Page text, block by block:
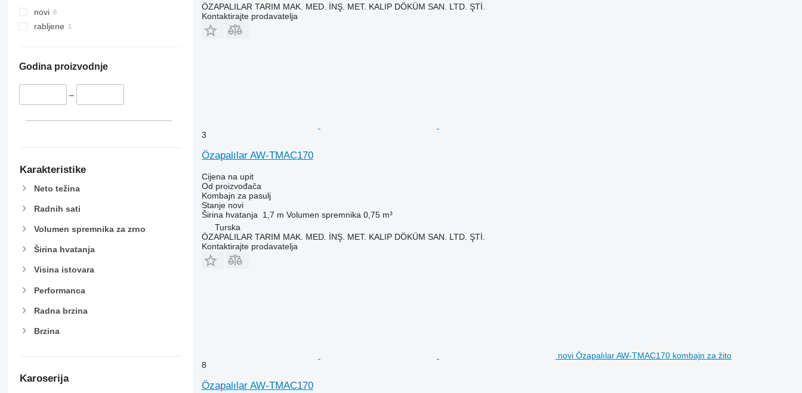
9660
9670 STS
9750
9780
9860 STS
C-series
H-series
M-series
W-series
X-series
novi
rabljene
Godina proizvodnje
–
Karakteristike
Neto težina
Radnih sati
Volumen spremnika za zrno
Širina hvatanja
Visina istovara
Performanca
Radna brzina
Brzina
Karoserija
ÖZAPALILAR TARIM MAK. MED. İNŞ. MET. KALIP DÖKÜM SAN. LTD. ŞTİ.
Kontaktirajte prodavatelja
3
Özapalılar AW-TMAC170
Cijena na upit
Od proizvođača
Kombajn za pasulj
Stanjenovi
Širina hvatanja
1,7 m Volumen spremnika 0,75 m³
Turska
ÖZAPALILAR TARIM MAK. MED. İNŞ. MET. KALIP DÖKÜM SAN. LTD. ŞTİ.
Kontaktirajte prodavatelja
novi Özapalılar AW-TMAC170 kombajn za žito
8
Özapalılar AW-TMAC170